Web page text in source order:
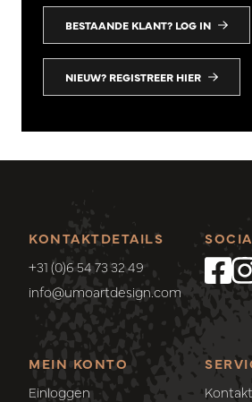
BESTAANDE KLANT? LOG IN
NIEUW? REGISTREER HIER
KONTAKTDETAILS
+31 (0)6 54 73 32 49
info@umoartdesign.com
MEIN KONTO
Einloggen
Kontakt